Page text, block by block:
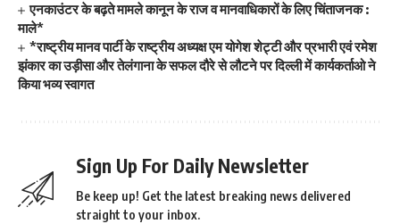
एनकाउंटर के बढ़ते मामले कानून के राज व मानवाधिकारों के लिए चिंताजनक :
माले*
*राष्ट्रीय मानव पार्टी के राष्ट्रीय अध्यक्ष एम योगेश शेट्टी और प्रभारी एवं रमेश
झंकार का उड़ीसा और तेलंगाना के सफल दौरे से लौटने पर दिल्ली में कार्यकर्ताओ ने
किया भव्य स्वागत
Sign Up For Daily Newsletter
Be keep up! Get the latest breaking news delivered
straight to your inbox.